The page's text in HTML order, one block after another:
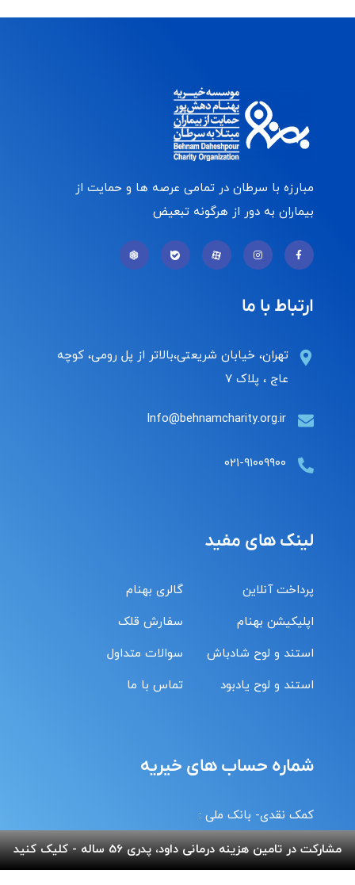
مبارزه با سرطان در تمامی عرصه ها و حمایت از
بیماران به دور از هرگونه تبعیض
ارتباط با ما
تهران، خیابان شریعتی،بالاتر از پل رومی، کوچه
عاج ، پلاک ۷
Info@behnamcharity.org.ir
۰۲۱-۹۱۰۰۹۹۰۰
لینک های مفید
پرداخت آنلاین
اپلیکیشن بهنام
استند و لوح شادباش
استند و لوح یادبود
گالری بهنام
سفارش قلک
سوالات متداول
تماس با ما
شماره حساب های خیریه
کمک نقدی- بانک ملی :
6037-9911-9951-2470
حامیان-بانک سامان :
مشارکت در تامین هزینه درمانی داود، پدری 56 ساله - کلیک کنید